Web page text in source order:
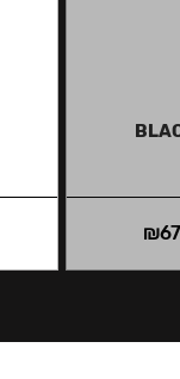
₪